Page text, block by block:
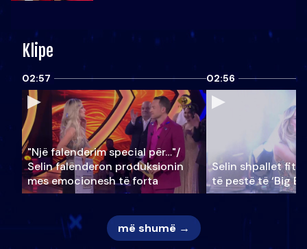
Klipe
02:57
"Një falenderim special për…"/
Selin falënderon produksionin
mes emocionesh të forta
02:56
Selin shpallet
të pestë të ‘Big
më shumë →